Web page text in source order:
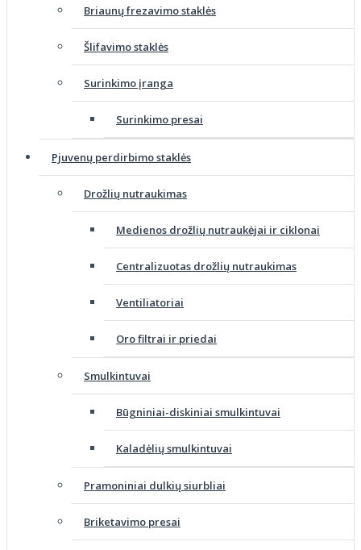
Briaunų frezavimo staklės
Šlifavimo staklės
Surinkimo įranga
Surinkimo presai
Pjuvenų perdirbimo staklės
Drožlių nutraukimas
Medienos drožlių nutraukėjai ir ciklonai
Centralizuotas drožlių nutraukimas
Ventiliatoriai
Oro filtrai ir priedai
Smulkintuvai
Būgniniai-diskiniai smulkintuvai
Kaladėlių smulkintuvai
Pramoniniai dulkių siurbliai
Briketavimo presai